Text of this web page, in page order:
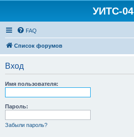
УИТС-04
FAQ
Список форумов
Вход
Имя пользователя:
Пароль:
Забыли пароль?